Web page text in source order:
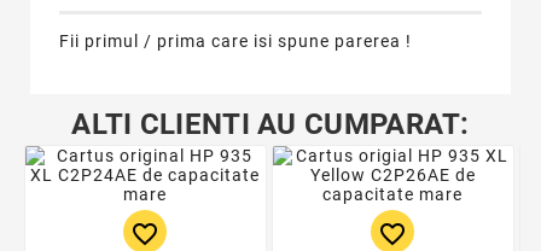
Fii primul / prima care isi spune parerea !
ALTI CLIENTI AU CUMPARAT:
favorite_border favorite_border